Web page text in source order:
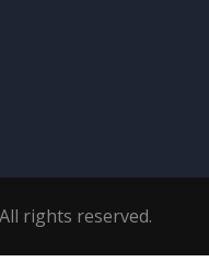
rights reserved.